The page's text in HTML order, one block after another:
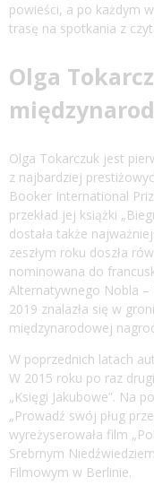
powieści, a po każdym
trasę na spotkania z
Olga
Olga Tokarczuk jest
z najbardziej
Booker International
przekład jej książki
dostała także
zeszłym roku doszła
nominowana do
Alternatywnego Nobla –
2019 znalazła się w
międzynarodowej
W poprzednich latach
W 2015 roku po raz
„Księgi Jakubowe”. Na
„Prowadź swój pług
wyreżyserowała film
Srebrnym
Filmowym w Berlinie.